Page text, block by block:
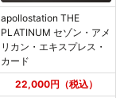
apollostation THE
PLATINUM セゾン・アメ
リカン・エキスプレス・
カード
22,000円（税込）